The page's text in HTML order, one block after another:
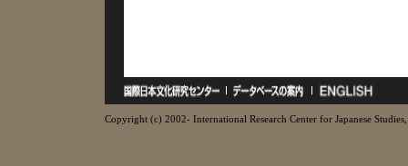
Copyright (c) 2002- International Research Center for Japanese